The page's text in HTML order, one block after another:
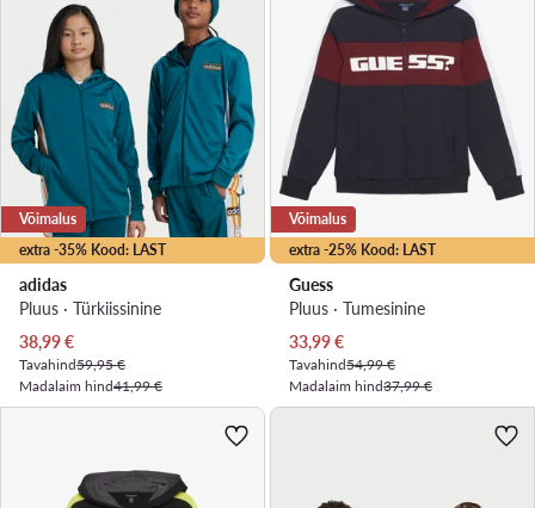
extra -35% Kood: LAST
Võimalus
adidas
Pluus · Türkiissinine
Praegune hind
38,99€
Tavahind59,95 €
Madalaim hind41,99 €
extra -25% Kood: LAST
Võimalus
Guess
Pluus · Tumesinine
Praegune hind
33,99€
Tavahind54,99 €
Madalaim hind37,99 €